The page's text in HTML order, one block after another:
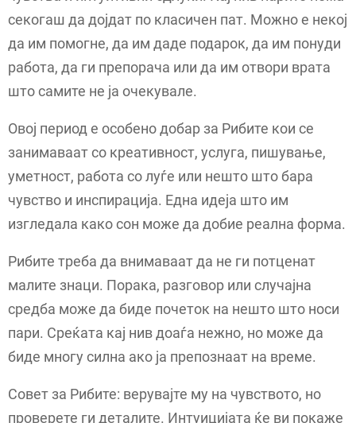
секогаш да дојдат по класичен пат. Можно е некој
да им помогне, да им даде подарок, да им понуди
работа, да ги препорача или да им отвори врата
што самите не ја очекувале.
Овој период е особено добар за Рибите кои се
занимаваат со креативност, услуга, пишување,
уметност, работа со луѓе или нешто што бара
чувство и инспирација. Една идеја што им
изгледала како сон може да добие реална форма.
Рибите треба да внимаваат да не ги потценат
малите знаци. Порака, разговор или случајна
средба може да биде почеток на нешто што носи
пари. Среќата кај нив доаѓа нежно, но може да
биде многу силна ако ја препознаат на време.
Совет за Рибите: верувајте му на чувството, но
проверете ги деталите. Интуицијата ќе ви покаже